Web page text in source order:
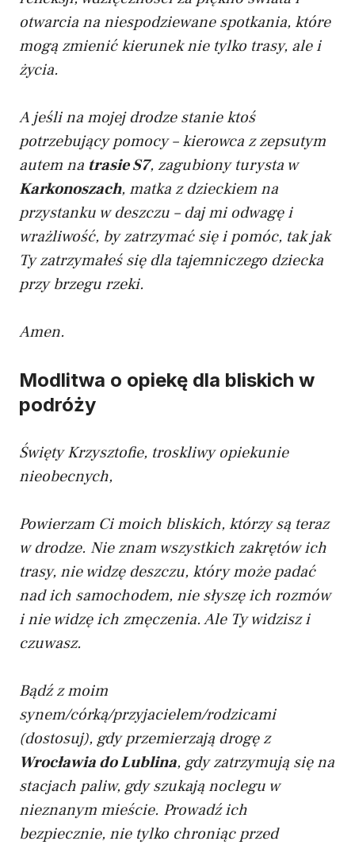
otwarcia na niespodziewane spotkania, które
mogą zmienić kierunek nie tylko trasy, ale i
życia.
A jeśli na mojej drodze stanie ktoś
potrzebujący pomocy – kierowca z zepsutym
autem na trasie S7, zagubiony turysta w
Karkonoszach, matka z dzieckiem na
przystanku w deszczu – daj mi odwagę i
wrażliwość, by zatrzymać się i pomóc, tak jak
Ty zatrzymałeś się dla tajemniczego dziecka
przy brzegu rzeki.
Amen.
Modlitwa o opiekę dla bliskich w
podróży
Święty Krzysztofie, troskliwy opiekunie
nieobecnych,
Powierzam Ci moich bliskich, którzy są teraz
w drodze. Nie znam wszystkich zakrętów ich
trasy, nie widzę deszczu, który może padać
nad ich samochodem, nie słyszę ich rozmów
i nie widzę ich zmęczenia. Ale Ty widzisz i
czuwasz.
Bądź z moim
synem/córką/przyjacielem/rodzicami
(dostosuj), gdy przemierzają drogę z
Wrocławia do Lublina, gdy zatrzymują się na
stacjach paliw, gdy szukają noclegu w
nieznanym mieście. Prowadź ich
bezpiecznie, nie tylko chroniąc przed